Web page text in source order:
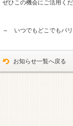
ぜひこの機会にご活用く
～ いつでもどこでもバ
お知らせ一覧へ戻る